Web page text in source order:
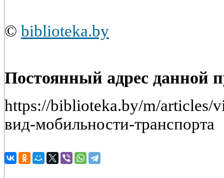
© biblioteka.by
Постоянный адрес данной
https://biblioteka.by/m/articles/
вид-мобильности-транспорта